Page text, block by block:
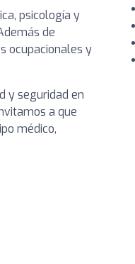
psicología y
de
ocupacionales y
y seguridad en
a que
médico,